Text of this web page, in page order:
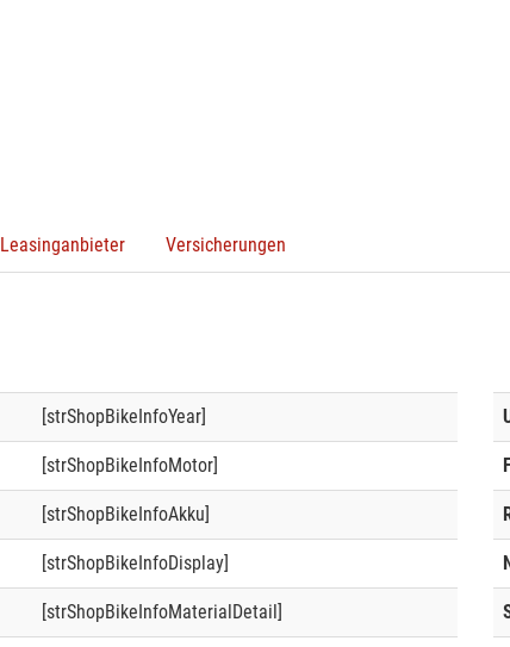
Leasinganbieter Versicherungen
[strShopBikeInfoYear]
[strShopBikeInfoMotor]
[strShopBikeInfoAkku]
[strShopBikeInfoDisplay]
[strShopBikeInfoMaterialDetail]